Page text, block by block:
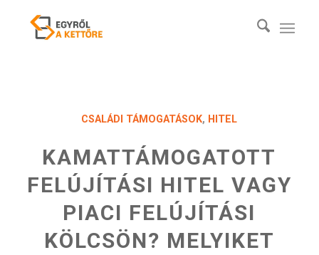
CSALÁDI TÁMOGATÁSOK, HITEL
KAMATTÁMOGATOTT
FELÚJÍTÁSI HITEL VAGY
PIACI FELÚJÍTÁSI
KÖLCSÖN? MELYIKET